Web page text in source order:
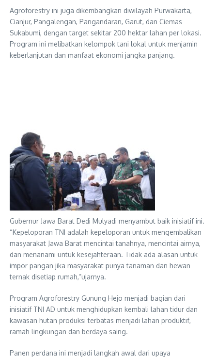
Agroforestry ini juga dikembangkan diwilayah Purwakarta,
Cianjur, Pangalengan, Pangandaran, Garut, dan Ciemas
Sukabumi, dengan target sekitar 200 hektar lahan per lokasi.
Program ini melibatkan kelompok tani lokal untuk menjamin
keberlanjutan dan manfaat ekonomi jangka panjang.
Gubernur Jawa Barat Dedi Mulyadi menyambut baik inisiatif ini.
“Kepeloporan TNI adalah kepeloporan untuk mengembalikan
masyarakat Jawa Barat mencintai tanahnya, mencintai airnya,
dan menanami untuk kesejahteraan. Tidak ada alasan untuk
impor pangan jika masyarakat punya tanaman dan hewan
ternak disetiap rumah,”ujarnya.
Program Agroforestry Gunung Hejo menjadi bagian dari
inisiatif TNI AD untuk menghidupkan kembali lahan tidur dan
kawasan hutan produksi terbatas menjadi lahan produktif,
ramah lingkungan dan berdaya saing.
Panen perdana ini menjadi langkah awal dari upaya